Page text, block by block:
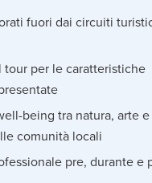
fuori dai circuiti
tour per le caratteristiche
being tra natura, arte e
comunità locali
pre, durante e